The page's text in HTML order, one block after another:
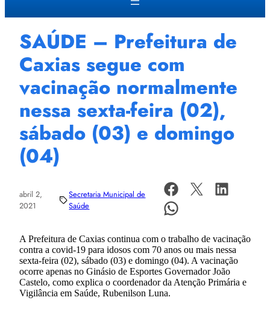
a
SAÚDE – Prefeitura de
Caxias segue com
vacinação normalmente
nessa sexta-feira (02),
sábado (03) e domingo
(04)
abril 2,
2021
Secretaria Municipal de
Saúde
A Prefeitura de Caxias continua com o trabalho de vacinação
contra a covid-19 para idosos com 70 anos ou mais nessa
sexta-feira (02), sábado (03) e domingo (04). A vacinação
ocorre apenas no Ginásio de Esportes Governador João
Castelo, como explica o coordenador da Atenção Primária e
Vigilância em Saúde, Rubenilson Luna.